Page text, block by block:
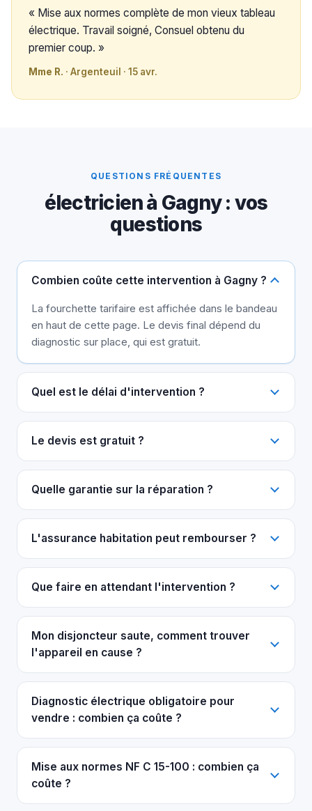
« Mise aux normes complète de mon vieux tableau
électrique. Travail soigné, Consuel obtenu du
premier coup. »
Mme R. · Argenteuil · 15 avr.
QUESTIONS FRÉQUENTES
électricien à Gagny : vos
questions
Combien coûte cette intervention à Gagny ?
La fourchette tarifaire est affichée dans le bandeau
en haut de cette page. Le devis final dépend du
diagnostic sur place, qui est gratuit.
Quel est le délai d'intervention ?
Le devis est gratuit ?
Quelle garantie sur la réparation ?
L'assurance habitation peut rembourser ?
Que faire en attendant l'intervention ?
Mon disjoncteur saute, comment trouver
l'appareil en cause ?
Diagnostic électrique obligatoire pour
vendre : combien ça coûte ?
Mise aux normes NF C 15-100 : combien ça
coûte ?